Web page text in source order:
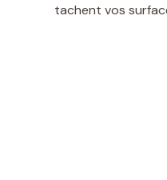
tachent vos